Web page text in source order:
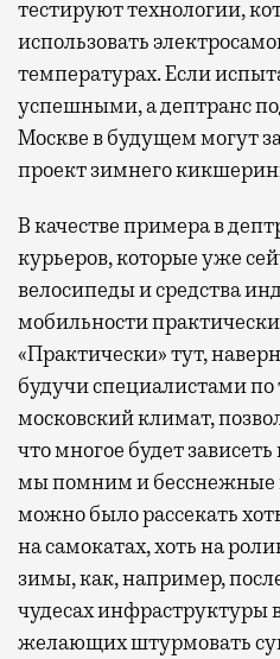
тестируют технологии,
использовать
температурах. Если
успешными, а дептранс
Москве в будущем могут
проект зимнего
В качестве примера в
курьеров, которые уже
велосипеды и средства
мобильности
«Практически» тут,
будучи специалистами по
московский климат,
что многое будет
мы помним и бесснежные
можно было рассекать
на самокатах, хоть на
зимы, как, например,
чудесах инфраструктуры
желающих штурмовать